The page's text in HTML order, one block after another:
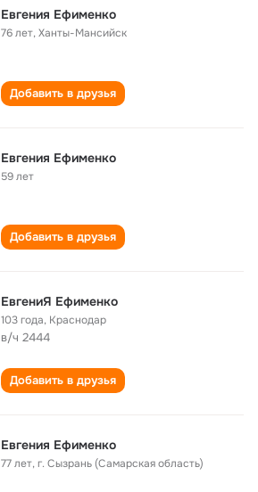
Евгения Ефименко
76 лет,Ханты-Мансийск
Добавить в друзья
Евгения Ефименко
59 лет
Добавить в друзья
ЕвгениЯ Ефименко
103 года, Краснодар
в/ч 2444
Добавить в друзья
Евгения Ефименко
77 лет,г. Сызрань (Самарская область)